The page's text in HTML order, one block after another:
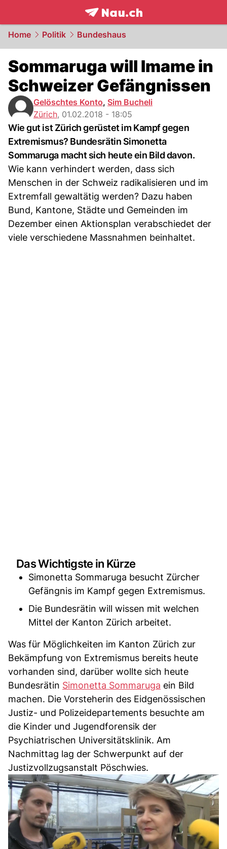
frontpage.NAU.ch
Home Politik Bundeshaus
Sommaruga will Imame in
Schweizer Gefängnissen
Gelöschtes Konto, Sim Bucheli
Zürich, 01.02.2018 - 18:05
Wie gut ist Zürich gerüstet im Kampf gegen
Extremismus? Bundesrätin Simonetta
Sommaruga macht sich heute ein Bild davon.
Wie kann verhindert werden, dass sich
Menschen in der Schweiz radikalisieren und im
Extremfall gewaltätig werden? Dazu haben
Bund, Kantone, Städte und Gemeinden im
Dezember einen Aktionsplan verabschiedet der
viele verschiedene Massnahmen beinhaltet.
Das Wichtigste in Kürze
Simonetta Sommaruga besucht Zürcher
Gefängnis im Kampf gegen Extremismus.
Die Bundesrätin will wissen mit welchen
Mittel der Kanton Zürich arbeitet.
Was für Möglichkeiten im Kanton Zürich zur
Bekämpfung von Extremismus bereits heute
vorhanden sind, darüber wollte sich heute
Bundesrätin Simonetta Sommaruga ein Bild
machen. Die Vorsteherin des Eidgenössischen
Justiz- und Polizeidepartements besuchte am
die Kinder und Jugendforensik der
Psychiatrischen Universitätsklinik. Am
Nachmittag lag der Schwerpunkt auf der
Justizvollzugsanstalt Pöschwies.